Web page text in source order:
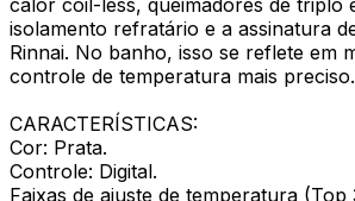
isolamento refratário e a assinatura
Rinnai. No banho, isso se reflete em
controle de temperatura mais preciso.
CARACTERÍSTICAS:
Cor: Prata.
Controle: Digital.
Faixas de ajuste de temperatura (Top